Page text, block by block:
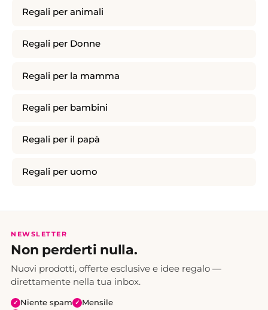
Regali per animali
Regali per Donne
Regali per la mamma
Regali per bambini
Regali per il papà
Regali per uomo
NEWSLETTER
Non perderti nulla.
Nuovi prodotti, offerte esclusive e idee regalo —
direttamente nella tua inbox.
✓ Niente spam ✓ Mensile